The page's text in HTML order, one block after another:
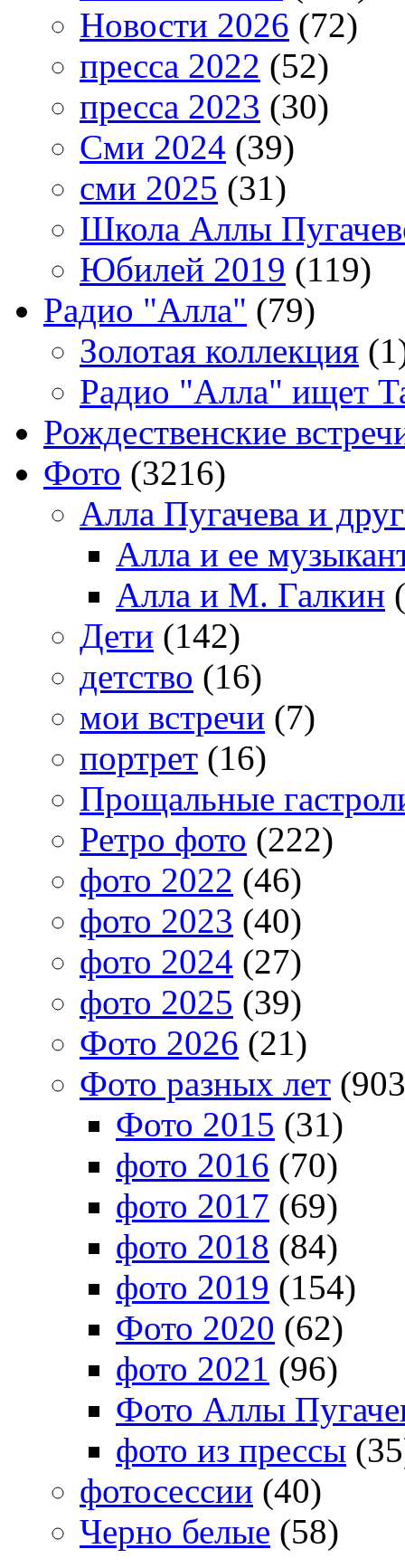
Новости 2026 (72)
пресса 2022 (52)
пресса 2023 (30)
Сми 2024 (39)
сми 2025 (31)
Школа Аллы
Юбилей 2019 (119)
Радио "Алла" (79)
Золотая коллекция
Радио "Алла" ищет
Рождественские
Фото (3216)
Алла Пугачева и
Алла и ее
Алла и М. Галкин
Дети (142)
детство (16)
мои встречи (7)
портрет (16)
Прощальные
Ретро фото (222)
фото 2022 (46)
фото 2023 (40)
фото 2024 (27)
фото 2025 (39)
Фото 2026 (21)
Фото разных лет
Фото 2015 (31)
фото 2016 (70)
фото 2017 (69)
фото 2018 (84)
фото 2019 (154)
Фото 2020 (62)
фото 2021 (96)
Фото Аллы
фото из прессы
фотосессии (40)
Черно белые (58)